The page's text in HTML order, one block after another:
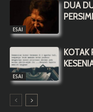
ESAI
DUA
ESAI
KOTAK